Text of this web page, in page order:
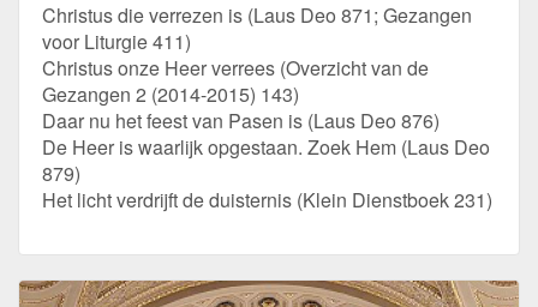
Christus die verrezen is (Laus Deo 871; Gezangen
voor Liturgie 411)
Christus onze Heer verrees (Overzicht van de
Gezangen 2 (2014-2015) 143)
Daar nu het feest van Pasen is (Laus Deo 876)
De Heer is waarlijk opgestaan. Zoek Hem (Laus Deo
879)
Het licht verdrijft de duisternis (Klein Dienstboek 231)